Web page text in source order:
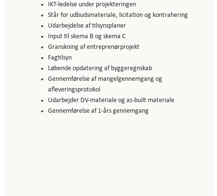
IKT-ledelse under projekteringen
Står for udbudsmateriale, licitation og kontrahering
Udarbejdelse af tilsynsplaner
Input til skema B og skema C
Granskning af entreprenørprojekt
Fagtilsyn
Løbende opdatering af byggeregnskab
Gennemførelse af mangelgennemgang og
afleveringsprotokol
Udarbejder DV-materiale og as-built materiale
Gennemførelse af 1-års gennemgang